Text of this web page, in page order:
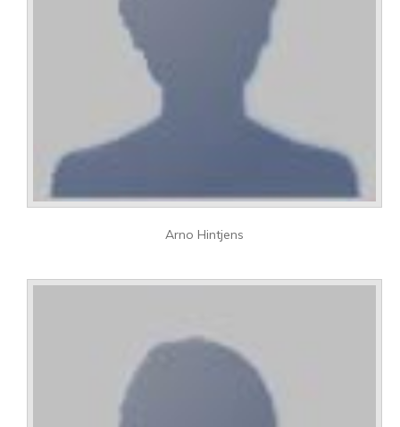
Arno Hintjens